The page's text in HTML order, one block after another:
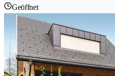
Geöffnet